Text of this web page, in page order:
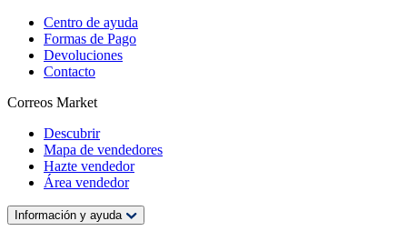
Centro de ayuda
Formas de Pago
Devoluciones
Contacto
Correos Market
Descubrir
Mapa de vendedores
Hazte vendedor
Área vendedor
Información y ayuda